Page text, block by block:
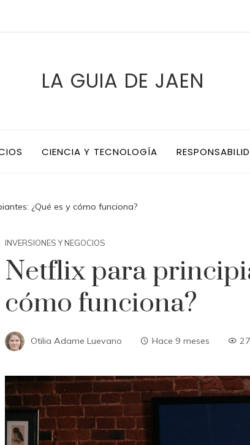
LA GUIA DE JAEN
CIENCIA Y TECNOLOGÍA
¿Qué es y cómo funciona?
INVERSIONES Y NEGOCIOS
Netflix para
cómo funciona?
Otilia Adame Luevano Hace 9 meses